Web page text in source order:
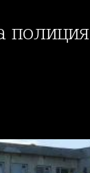
полиция